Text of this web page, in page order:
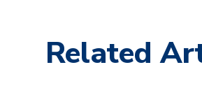
Related